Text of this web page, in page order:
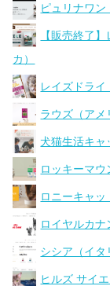
ピュリナワン
【販売終了
カ）
レイズドライ
ラウズ（アメ
犬猫生活キャ
ロッキーマウ
ロニーキャッ
ロイヤルカナ
シシア（イタ
ヒルズ サイ